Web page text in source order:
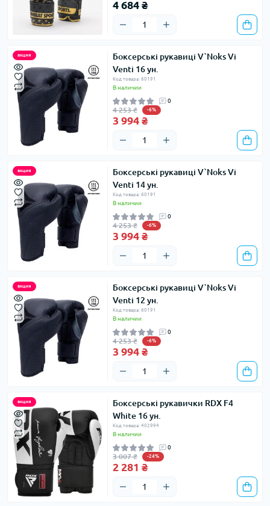
4 684 ₴
акция
Боксерські рукавиці V`Noks Vi
Venti 16 ун.
Код товара: 60191
В наличии
0
4 253 ₴ -6%
3 994 ₴
акция
Боксерські рукавиці V`Noks Vi
Venti 14 ун.
Код товара: 60191
В наличии
0
4 253 ₴ -6%
3 994 ₴
акция
Боксерські рукавиці V`Noks Vi
Venti 12 ун.
Код товара: 60191
В наличии
0
4 253 ₴ -6%
3 994 ₴
акция
Боксерські рукавички RDX F4
White 16 ун.
Код товара: 402994
В наличии
0
3 007 ₴ -24%
2 281 ₴